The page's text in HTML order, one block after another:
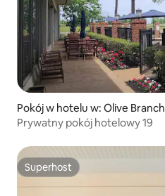
Pokój w hotelu w: Olive Branch
Prywatny pokój hotelowy 19
Superhost
Superhost